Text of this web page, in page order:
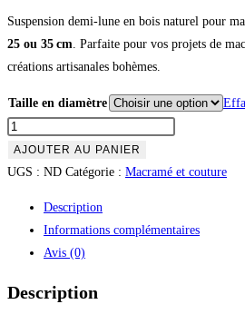
Suspension demi‑lune en bois naturel pour
25 ou 35 cm. Parfaite pour vos projets de
créations artisanales bohèmes.
Taille en diamètre
AJOUTER AU PANIER
UGS : ND Catégorie : Macramé et couture
Description
Informations complémentaires
Avis (0)
Description